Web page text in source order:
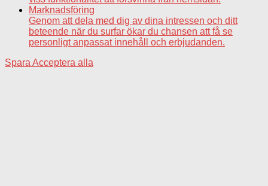
Marknadsföring
Genom att dela med dig av dina intressen och ditt
beteende när du surfar ökar du chansen att få se
personligt anpassat innehåll och erbjudanden.
Spara Acceptera alla